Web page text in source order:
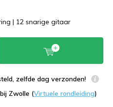
| 12 snarige gitaar
zelfde dag verzonden!
Zwolle (Virtuele rondleiding)